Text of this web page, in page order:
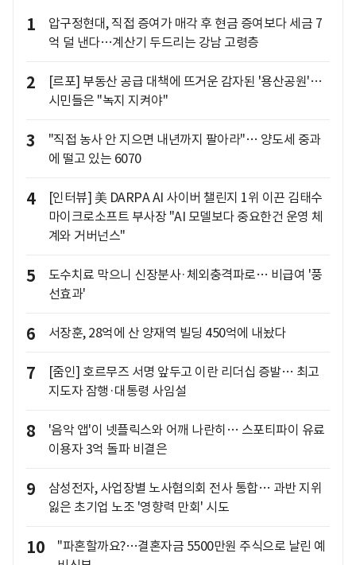
1
압구정현대, 직접 증여가 매각 후 현금 증여보다 세금 7
억 덜 낸다…계산기 두드리는 강남 고령층
2
[르포] 부동산 공급 대책에 뜨거운 감자된 '용산공원'…
시민들은 "녹지 지켜야"
3
"직접 농사 안 지으면 내년까지 팔아라"… 양도세 중과
에 떨고 있는 6070
4
[인터뷰] 美 DARPA AI 사이버 챌린지 1위 이끈 김태수
마이크로소프트 부사장 "AI 모델보다 중요한건 운영 체
계와 거버넌스"
5
도수치료 막으니 신장분사·체외충격파로… 비급여 '풍
선효과'
6 서장훈, 28억에 산 양재역 빌딩 450억에 내놨다
7
[줌인] 호르무즈 서명 앞두고 이란 리더십 증발… 최고
지도자 잠행·대통령 사임설
8
'음악 앱'이 넷플릭스와 어깨 나란히… 스포티파이 유료
이용자 3억 돌파 비결은
9
삼성전자, 사업장별 노사협의회 전사 통합… 과반 지위
잃은 초기업 노조 '영향력 만회' 시도
10
"파혼할까요?…결혼자금 5500만원 주식으로 날린 예